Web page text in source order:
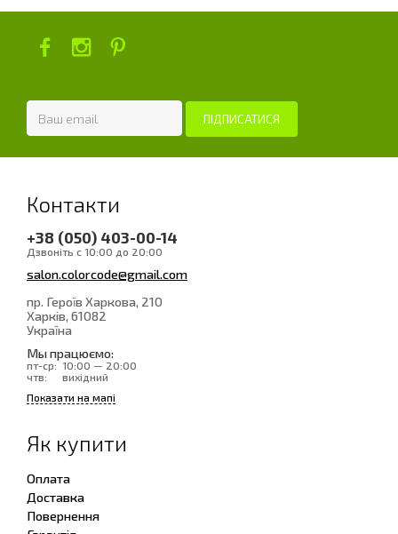
Контакти
+38 (050) 403-00-14
Дзвоніть с 10:00 до 20:00
salon.colorcode@gmail.com
пр. Героїв Харкова, 210
Харків, 61082
Україна
Мы працюємо:
пт-ср: 10:00 — 20:00
чтв:
вихідний
Показати на мапі
Як купити
Оплата
Доставка
Повернення